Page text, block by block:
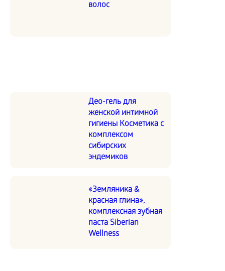
волос
Део-гель для
женской интимной
гигиены Косметика с
комплексом
сибирских
эндемиков
«Земляника &
красная глина»,
комплексная зубная
паста Siberian
Wellness